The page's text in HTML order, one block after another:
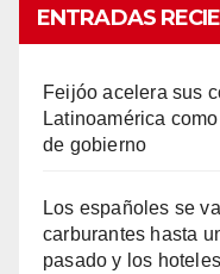
ENTRADAS
Feijóo acelera sus
Latinoamérica
de gobierno
Los españoles se
carburantes hasta
pasado y los